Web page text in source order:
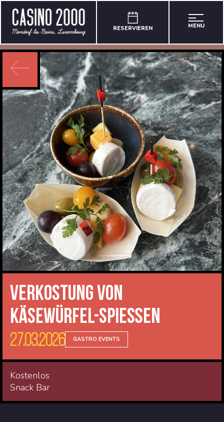
RESERVIEREN MENU
Verkostung von
Käsewürfel-Spießen
27.03.2026 GASTRO EVENTS
Kostenlos
Snack Bar